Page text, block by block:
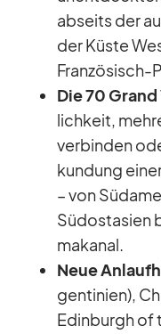
ab­seits der
der Küste
Fran­zö­sisch-
Die 70
lich­keit,
ver­bin­den
kun­dung
– von
Süd­ost­asien
ma­ka­nal.
Neue
gen­ti­nien),
Edin­burgh of